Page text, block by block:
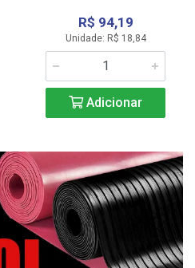
R$ 94,19
Unidade: R$ 18,84
Adicionar